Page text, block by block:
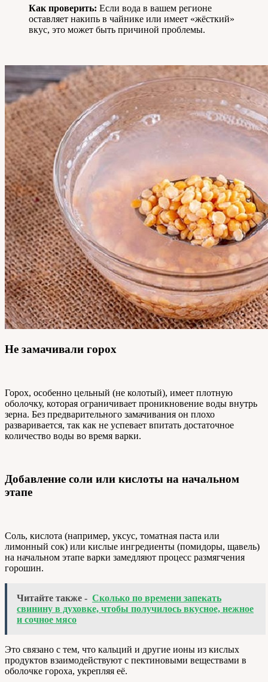
Как проверить: Если вода в вашем регионе
оставляет накипь в чайнике или имеет «жёсткий»
вкус, это может быть причиной проблемы.
Не замачивали горох
Горох, особенно цельный (не колотый), имеет плотную
оболочку, которая ограничивает проникновение воды внутрь
зерна. Без предварительного замачивания он плохо
разваривается, так как не успевает впитать достаточное
количество воды во время варки.
Добавление соли или кислоты на начальном
этапе
Соль, кислота (например, уксус, томатная паста или
лимонный сок) или кислые ингредиенты (помидоры, щавель)
на начальном этапе варки замедляют процесс размягчения
горошин.
Читайте также - Сколько по времени запекать
свинину в духовке, чтобы получилось вкусное, нежное
и сочное мясо
Это связано с тем, что кальций и другие ионы из кислых
продуктов взаимодействуют с пектиновыми веществами в
оболочке гороха, укрепляя её.